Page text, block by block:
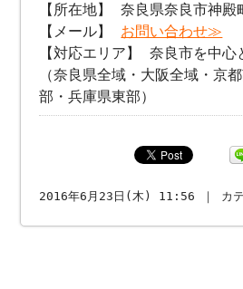
【所在地】 奈良県奈良市神
【メール】 お問い合わせ≫
【対応エリア】 奈良市を中心
（奈良県全域・大阪全域・京
部・兵庫県東部）
2016年6月23日(木) 11:56 ｜ カテ